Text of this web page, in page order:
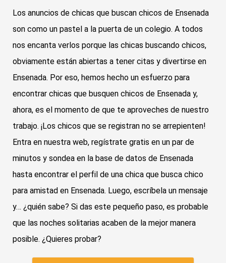
Los anuncios de chicas que buscan chicos de Ensenada
son como un pastel a la puerta de un colegio. A todos
nos encanta verlos porque las chicas buscando chicos,
obviamente están abiertas a tener citas y divertirse en
Ensenada. Por eso, hemos hecho un esfuerzo para
encontrar chicas que busquen chicos de Ensenada y,
ahora, es el momento de que te aproveches de nuestro
trabajo. ¡Los chicos que se registran no se arrepienten!
Entra en nuestra web, regístrate gratis en un par de
minutos y sondea en la base de datos de Ensenada
hasta encontrar el perfil de una chica que busca chico
para amistad en Ensenada. Luego, escríbela un mensaje
y… ¿quién sabe? Si das este pequeño paso, es probable
que las noches solitarias acaben de la mejor manera
posible. ¿Quieres probar?